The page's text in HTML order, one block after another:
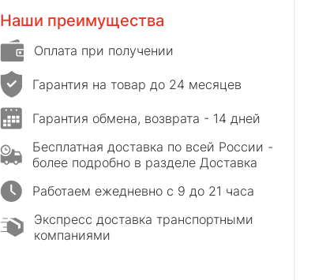
Наши преимущества
Оплата при получении
Гарантия на товар до 24 месяцев
Гарантия обмена, возврата - 14 дней
Бесплатная доставка по всей России -
более подробно в разделе Доставка
Работаем ежедневно с 9 до 21 часа
Экспресс доставка транспортными
компаниями